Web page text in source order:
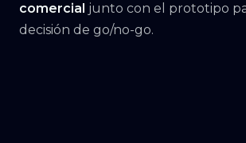
comercial junto con el prototipo
decisión de go/no-go.